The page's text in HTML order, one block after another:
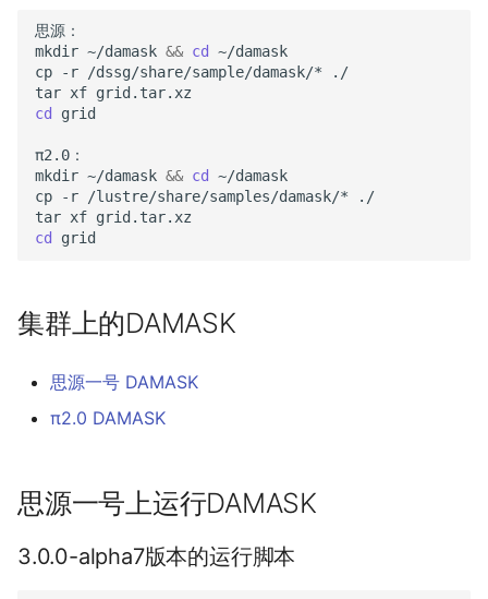
思源：
mkdir ~/damask && cd
~/damask
cp
-r /dssg/share/sample/damask/*
./
tar xf
cd
grid
π2.0：
mkdir ~/damask && cd
~/damask
cp
-r /lustre/share/samples/damask/*
./
tar xf
cd
集群上的DAMASK
思源一号 DAMASK
π2.0 DAMASK
思源一号上运行DAMASK
3.0.0-alpha7版本的运行脚本